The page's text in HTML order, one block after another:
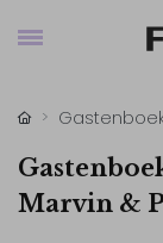
Marvin &